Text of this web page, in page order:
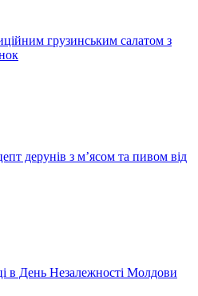
грузинським салатом з
дерунів з м’ясом та пивом від
в День Незалежності Молдови